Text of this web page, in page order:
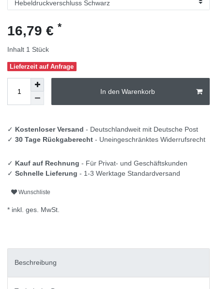
16,79 € *
Inhalt 1 Stück
Lieferzeit auf Anfrage
In den Warenkorb
✓ Kostenloser Versand - Deutschlandweit mit Deutsche Post
✓ 30 Tage Rückgaberecht - Uneingeschränktes Widerrufsrecht
✓ Kauf auf Rechnung - Für Privat- und Geschäftskunden
✓ Schnelle Lieferung - 1-3 Werktage Standardversand
Wunschliste
* inkl. ges. MwSt.
Beschreibung